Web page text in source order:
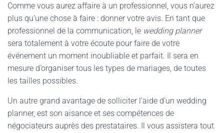
Comme vous aurez affaire à un professionnel, vous n’aurez
plus qu’une chose à faire : donner votre avis. En tant que
professionnel de la communication, le wedding planner
sera totalement à votre écoute pour faire de votre
événement un moment inoubliable et parfait. Il sera en
mesure d’organiser tous les types de mariages, de toutes
les tailles possibles.
Un autre grand avantage de solliciter l’aide d’un wedding
planner, est son aisance et ses compétences de
négociateurs auprès des prestataires. Il vous assistera tout